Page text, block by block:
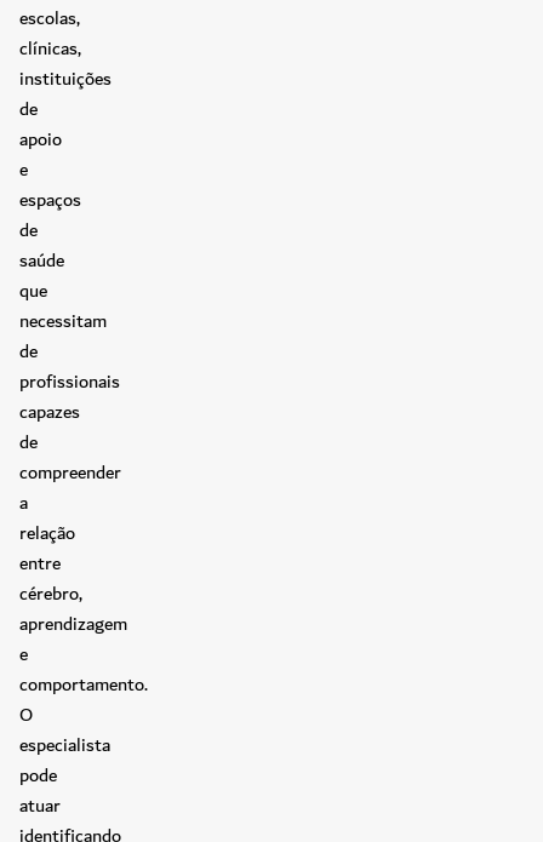
escolas,
clínicas,
instituições
de
apoio
e
espaços
de
saúde
que
necessitam
de
profissionais
capazes
de
compreender
a
relação
entre
cérebro,
aprendizagem
e
comportamento.
O
especialista
pode
atuar
identificando